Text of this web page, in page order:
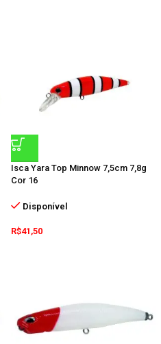
Isca Yara Top Minnow 7,5cm 7,8g
Cor 16
Disponível
R$41,50